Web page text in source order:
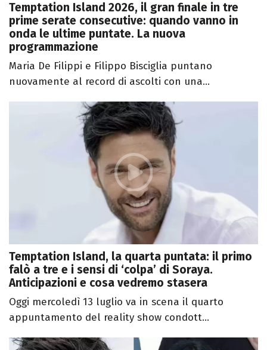
Temptation Island 2026, il gran finale in tre
prime serate consecutive: quando vanno in
onda le ultime puntate. La nuova
programmazione
Maria De Filippi e Filippo Bisciglia puntano
nuovamente al record di ascolti con una...
Temptation Island, la quarta puntata: il primo
falò a tre e i sensi di ‘colpa’ di Soraya.
Anticipazioni e cosa vedremo stasera
Oggi mercoledì 13 luglio va in scena il quarto
appuntamento del reality show condott...